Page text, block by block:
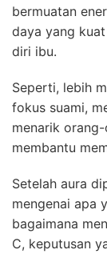
bermuatan
daya yang
diri ibu.
Seperti, lebih
fokus suami,
menarik
membantu
Setelah aura
mengenai apa
bagaimana
C, keputusan